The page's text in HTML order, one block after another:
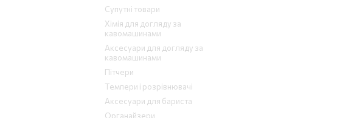
Супутні товари
Хімія для догляду за
кавомашинами
Аксесуари для догляду за
кавомашинами
Пітчери
Темпери і розрівнювачі
Аксесуари для бариста
Органайзери